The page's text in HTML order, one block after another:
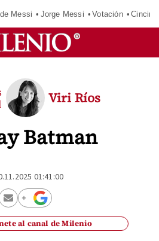
Messi Jorge Messi Votación
Batman
Viri Ríos
01:41:00
al canal de Milenio